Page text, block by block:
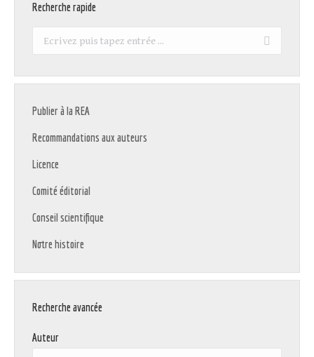
Recherche rapide
Recherche
Publier à la REA
Recommandations aux auteurs
Licence
Comité éditorial
Conseil scientifique
Notre histoire
Recherche avancée
Auteur